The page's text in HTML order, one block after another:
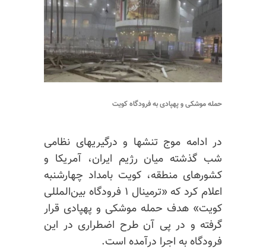
حمله موشکی و پهپادی به فرودگاه کویت
در ادامه موج تنشها و درگیریهای نظامی
شب گذشته میان رژیم ایران، آمریکا و
کشورهای منطقه، کویت بامداد چهارشنبه
اعلام کرد که «ترمینال ۱ فرودگاه بین‌المللی
کویت» هدف حمله موشکی و پهپادی قرار
گرفته و در پی آن طرح اضطراری در این
فرودگاه به اجرا درآمده است.